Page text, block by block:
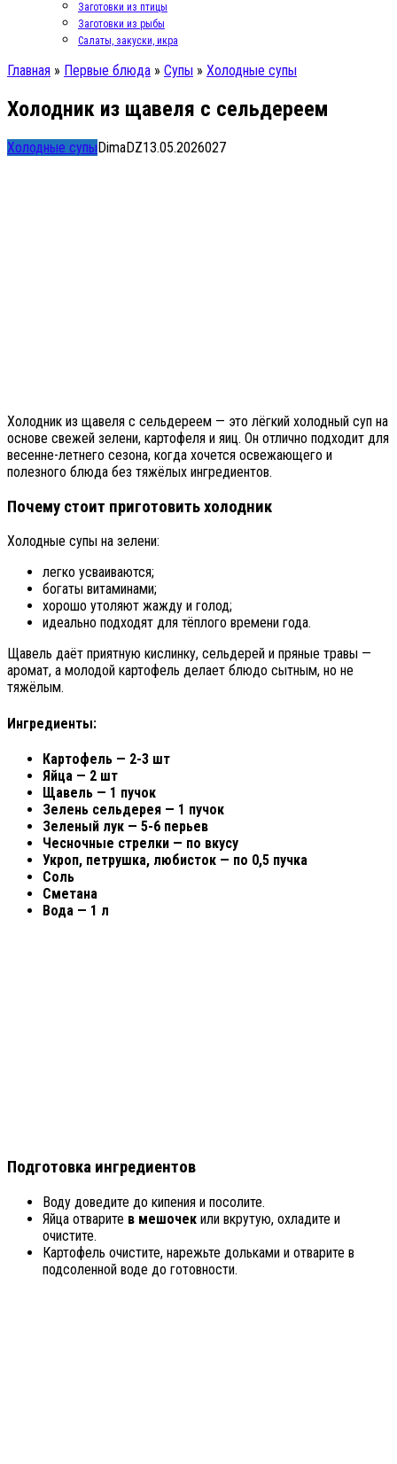
Заготовки из птицы
Заготовки из рыбы
Салаты, закуски, икра
Главная » Первые блюда » Супы » Холодные супы
Холодник из щавеля с сельдереем
Холодные супыDimaDZ13.05.2026027
Холодник из щавеля с сельдереем — это лёгкий холодный суп на
основе свежей зелени, картофеля и яиц. Он отлично подходит для
весенне-летнего сезона, когда хочется освежающего и
полезного блюда без тяжёлых ингредиентов.
Почему стоит приготовить холодник
Холодные супы на зелени:
легко усваиваются;
богаты витаминами;
хорошо утоляют жажду и голод;
идеально подходят для тёплого времени года.
Щавель даёт приятную кислинку, сельдерей и пряные травы —
аромат, а молодой картофель делает блюдо сытным, но не
тяжёлым.
Ингредиенты:
Картофель — 2-3 шт
Яйца — 2 шт
Щавель — 1 пучок
Зелень сельдерея — 1 пучок
Зеленый лук — 5-6 перьев
Чесночные стрелки — по вкусу
Укроп, петрушка, любисток — по 0,5 пучка
Соль
Сметана
Вода — 1 л
Подготовка ингредиентов
Воду доведите до кипения и посолите.
Яйца отварите в мешочек или вкрутую, охладите и
очистите.
Картофель очистите, нарежьте дольками и отварите в
подсоленной воде до готовности.